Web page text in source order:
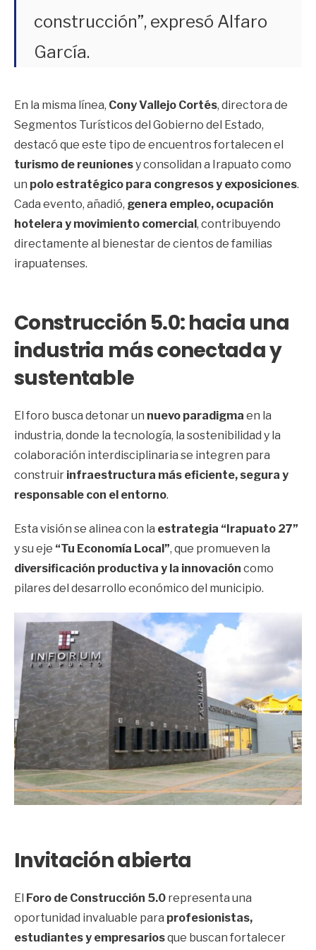
construcción”, expresó Alfaro
García.
En la misma línea, Cony Vallejo Cortés, directora de
Segmentos Turísticos del Gobierno del Estado,
destacó que este tipo de encuentros fortalecen el
turismo de reunionesy consolidan a Irapuato como
un polo estratégico para congresos y exposiciones.
Cada evento, añadió, genera empleo, ocupación
hotelera y movimiento comercial, contribuyendo
directamente al bienestar de cientos de familias
irapuatenses.
Construcción 5.0: hacia una
industria más conectada y
sustentable
El foro busca detonar un nuevo paradigma en la
industria, donde la tecnología, la sostenibilidad y la
colaboración interdisciplinaria se integren para
construir infraestructura más eficiente, segura y
responsable con el entorno.
Esta visión se alinea con la estrategia “Irapuato 27”
y su eje “Tu Economía Local”, que promueven la
diversificación productiva y la innovación como
pilares del desarrollo económico del municipio.
Invitación abierta
El Foro de Construcción 5.0 representa una
oportunidad invaluable para profesionistas,
estudiantes y empresariosque buscan fortalecer